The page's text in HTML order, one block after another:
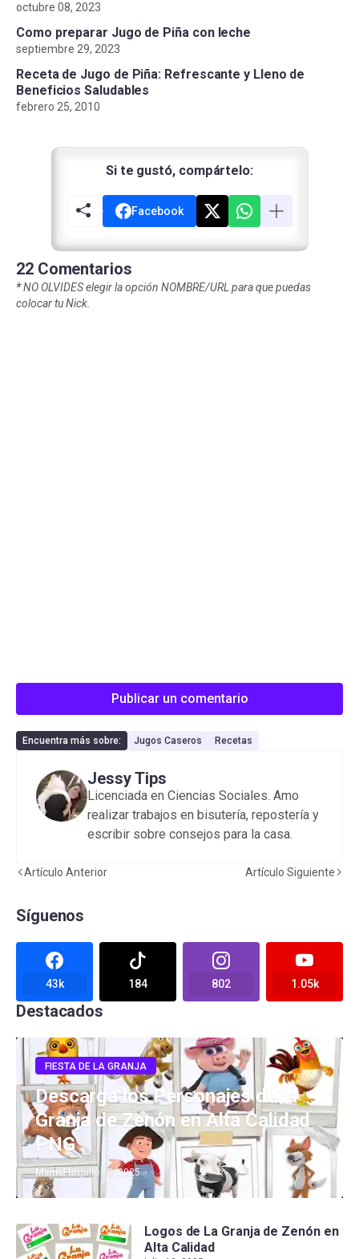
octubre 08, 2023
Como preparar Jugo de Piña con leche
septiembre 29, 2023
Receta de Jugo de Piña: Refrescante y Lleno de
Beneficios Saludables
febrero 25, 2010
Si te gustó, compártelo:
Facebook
22 Comentarios
*NO OLVIDES elegir la opción NOMBRE/URL para que puedas
colocar tu Nick.
Publicar un comentario
Encuentra más sobre: Jugos Caseros Recetas
Jessy Tips
Licenciada en Ciencias Sociales. Amo
realizar trabajos en bisutería, repostería y
escribir sobre consejos para la casa.
Artículo Anterior Artículo Siguiente
Síguenos
43k 184 802 1.05k
Destacados
FIESTA DE LA GRANJA
Descarga los Personajes de la
Granja de Zenón en Alta Calidad
PNG
MamaFlorjulio 13, 2025
Logos de La Granja de Zenón en
Alta Calidad